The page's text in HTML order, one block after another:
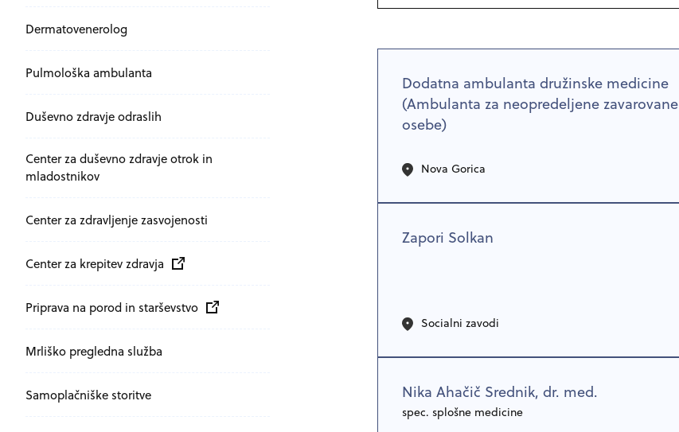
Dermatovenerolog
Pulmološka ambulanta
Duševno zdravje odraslih
Center za duševno zdravje otrok in
mladostnikov
Center za zdravljenje zasvojenosti
Zunanja povezava na
Center za krepitev zdravja odpira se v novem oknu
Zunanja povezava na
Priprava na porod in starševstvoodpira se v novem oknu
Mrliško pregledna služba
Samoplačniške storitve
Dodatna ambulanta družinske medicine
(Ambulanta za neopredeljene zavarovane
osebe)
Nova Gorica
Zapori Solkan
Socialni zavodi
Nika Ahačič Srednik, dr. med.
spec. splošne medicine